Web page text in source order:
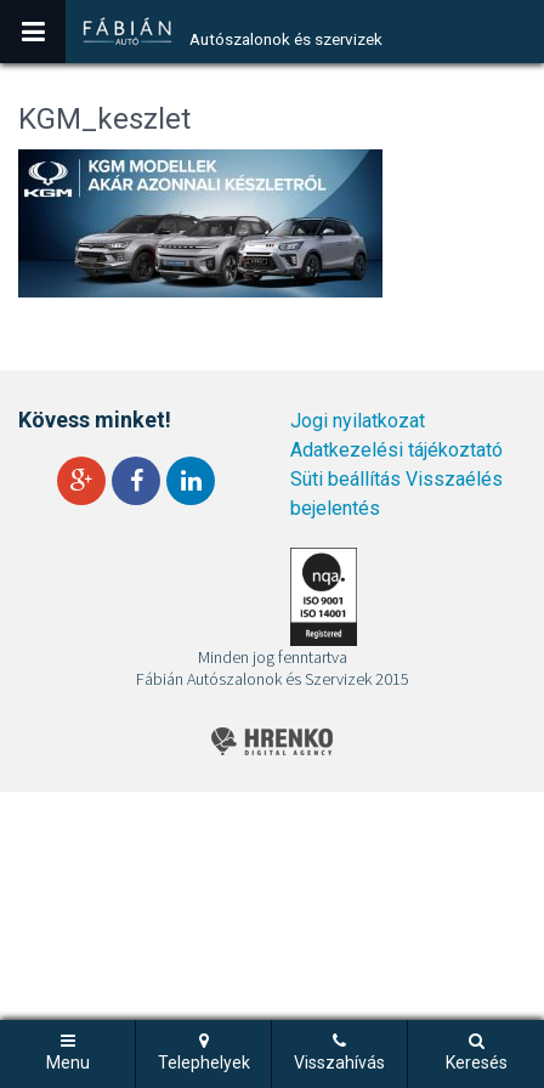
Autószalonok és szervizek
Menu Telephelyek Visszahívás Keresés
KGM_keszlet
Kövess minket!
Jogi nyilatkozat
Adatkezelési tájékoztató
Süti beállítás Visszaélés
bejelentés
Minden jog fenntartva
Fábián Autószalonok és Szervizek 2015